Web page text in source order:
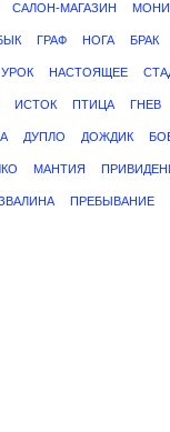
САЛОН-МАГАЗИН
ГРАФ НОГА БРАК
УРОК НАСТОЯЩЕЕ
ИСТОК ПТИЦА ГНЕВ
ДУПЛО ДОЖДИК
МАНТИЯ
ПРЕБЫВАНИЕ